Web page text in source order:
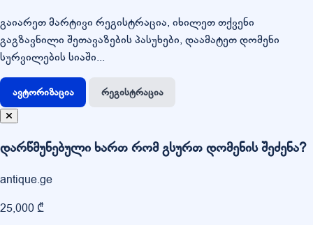
გაიარეთ მარტივი რეგისტრაცია, იხილეთ თქვენი
გაგზავნილი შეთავაზების პასუხები, დაამატეთ დომენი
სურვილების სიაში...
ავტორიზაცია რეგისტრაცია
დარწმუნებული ხართ რომ გსურთ დომენის შეძენა?
antique.ge
25,000 ₾